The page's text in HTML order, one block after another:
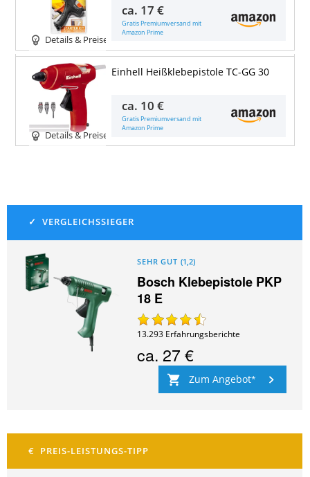
Details & Preise
ca. 17 €
Gratis Premiumversand mit
Amazon Prime
Details & Preise
Einhell Heißklebepistole TC-GG 30
ca. 10 €
Gratis Premiumversand mit
Amazon Prime
SEHR GUT (1,2)
Bosch Klebepistole PKP
18 E
13.293 Erfahrungsberichte
ca.27 €
Zum Angebot